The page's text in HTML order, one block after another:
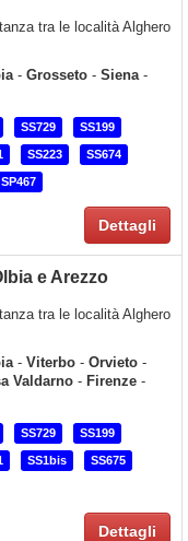
tra le località Alghero
- Grosseto - Siena-
SS729 SS199
SS223 SS674
SP467
Dettagli
e Arezzo
tra le località Alghero
- Viterbo - Orvieto -
Valdarno - Firenze -
SS729 SS199
SS1bis SS675
Dettagli